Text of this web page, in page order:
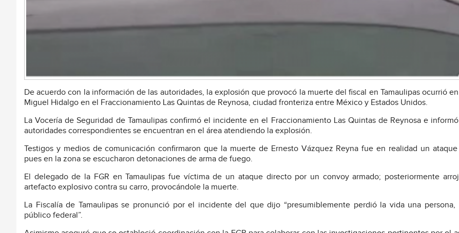
De acuerdo con la información de las autoridades, la explosión que provocó la muerte del fiscal en Tamaulipas ocurrió
Miguel Hidalgo en el Fraccionamiento Las Quintas de Reynosa, ciudad fronteriza entre México y Estados Unidos.
La Vocería de Seguridad de Tamaulipas confirmó el incidente en el Fraccionamiento Las Quintas de Reynosa e
autoridades correspondientes se encuentran en el área atendiendo la explosión.
Testigos y medios de comunicación confirmaron que la muerte de Ernesto Vázquez Reyna fue en realidad un
pues en la zona se escucharon detonaciones de arma de fuego.
El delegado de la FGR en Tamaulipas fue víctima de un ataque directo por un convoy armado; posteriormente
artefacto explosivo contra su carro, provocándole la muerte.
La Fiscalía de Tamaulipas se pronunció por el incidente del que dijo “presumiblemente perdió la vida una persona,
público federal”.